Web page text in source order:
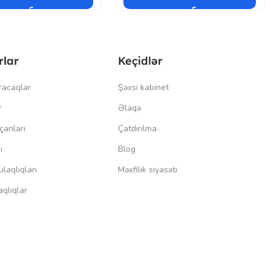
Keçidlər
Şəxsi kabinet
Əlaqə
Çatdırılma
Blog
Məxfilik siyasəti